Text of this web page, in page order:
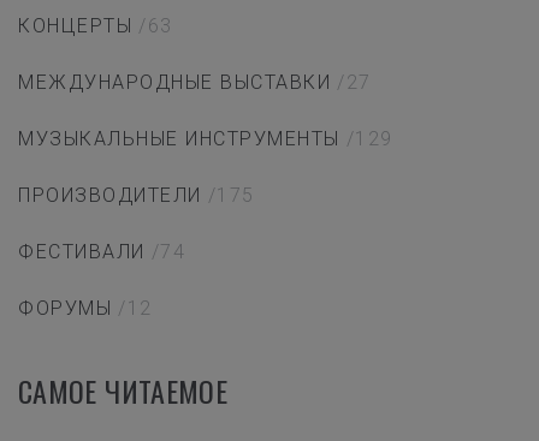
КОНЦЕРТЫ /63
МЕЖДУНАРОДНЫЕ ВЫСТАВКИ /27
МУЗЫКАЛЬНЫЕ ИНСТРУМЕНТЫ /129
ПРОИЗВОДИТЕЛИ /175
ФЕСТИВАЛИ /74
ФОРУМЫ /12
САМОЕ ЧИТАЕМОЕ